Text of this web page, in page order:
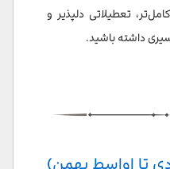
اواسط شهریور)
تا اواسط مهر)
آذر)
تعطیلاتی دلپذیر و
داشته باشید.
تا اواسط بهمن)